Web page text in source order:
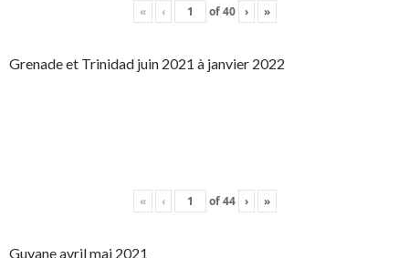
« ‹ of40 › »
Grenade et Trinidad juin 2021 à janvier 2022
« ‹ of44 › »
Guyane avril mai 2021